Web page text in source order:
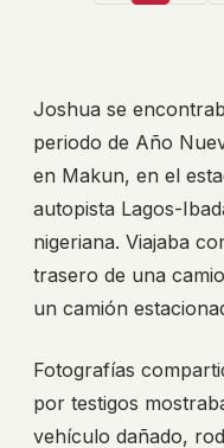
Joshua se
periodo de Año
en Makun, en el
autopista Lagos-
nigeriana. Viajaba
trasero de una
un camión
Fotografías
por testigos
vehículo dañado,